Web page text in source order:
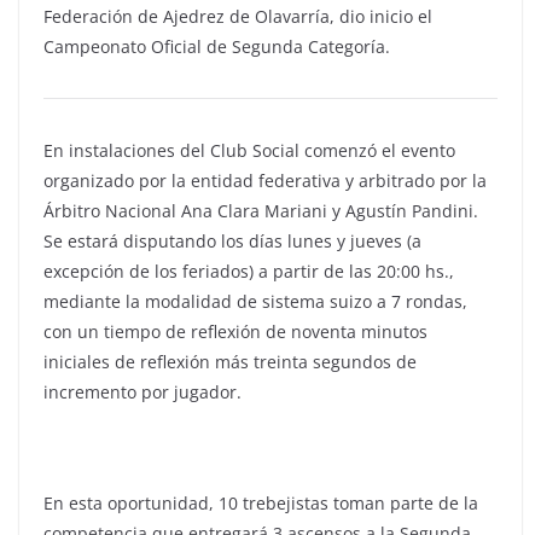
Federación de Ajedrez de Olavarría, dio inicio el
Campeonato Oficial de Segunda Categoría.
En instalaciones del Club Social comenzó el evento
organizado por la entidad federativa y arbitrado por la
Árbitro Nacional Ana Clara Mariani y Agustín Pandini.
Se estará disputando los días lunes y jueves (a
excepción de los feriados) a partir de las 20:00 hs.,
mediante la modalidad de sistema suizo a 7 rondas,
con un tiempo de reflexión de noventa minutos
iniciales de reflexión más treinta segundos de
incremento por jugador.
En esta oportunidad, 10 trebejistas toman parte de la